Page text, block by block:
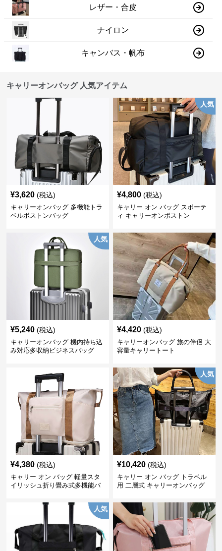
レザー・合皮
ナイロン
キャンバス・帆布
キャリーオンバッグ 人気アイテム
¥3,620 (税込)
キャリーオンバッグ 多機能トラ
ベルボストンバッグ
人気
¥4,800 (税込)
キャリー オン バッグ スポーテ
ィ キャリーオンボストン
人気
¥5,240 (税込)
キャリーオンバッグ 機内持ち込
み対応多収納ビジネスバッグ
¥4,420 (税込)
キャリーオンバッグ 旅の伴侶 大
容量キャリートート
¥4,380 (税込)
キャリー オン バッグ 軽量スタ
イリッシュ折り畳み式多機能バ
人気
¥10,420 (税込)
キャリー オン バッグ トラベル
用 二層式 キャリーオンバッグ
人気